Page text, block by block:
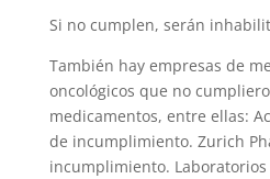
Si no cumplen, serán
También hay empresas de
oncológicos que no
medicamentos, entre ellas:
de incumplimiento. Zurich
incumplimiento. Laboratorios